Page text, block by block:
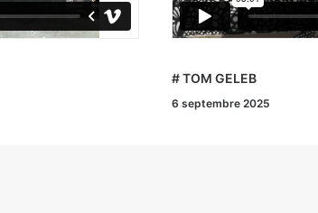
# RAFAMON
2 août 2025